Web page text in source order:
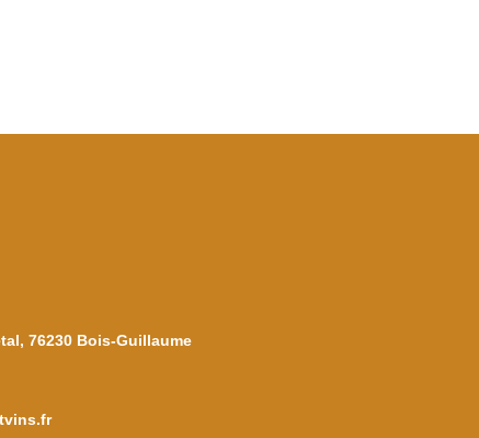
76230 Bois-Guillaume